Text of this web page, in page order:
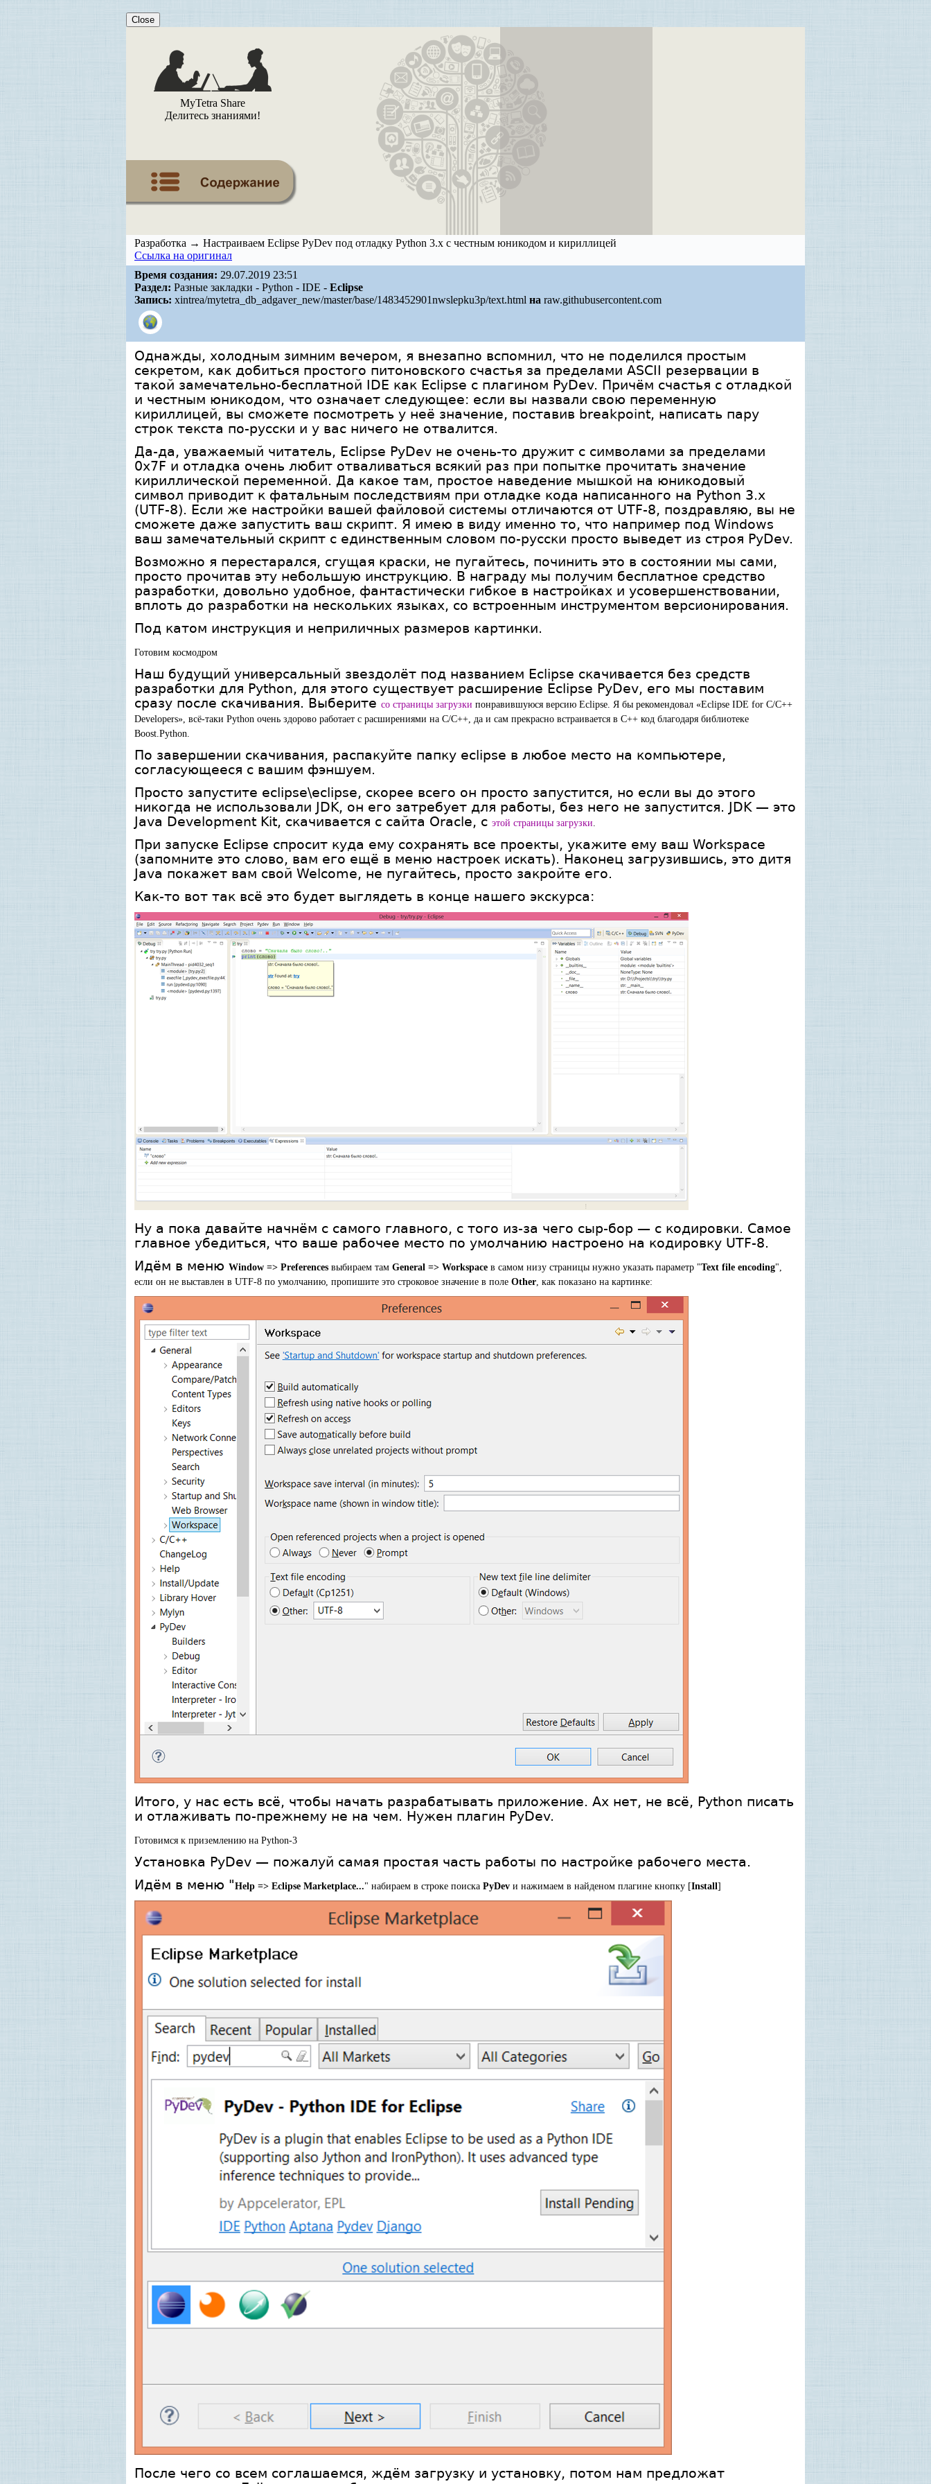
Close
MyTetra Share
Делитесь знаниями!
Разработка → Настраиваем Eclipse PyDev под отладку Python 3.x с честным юникодом и кириллицей
Ссылка на оригинал
Время создания: 29.07.2019 23:51
Раздел: Разные закладки - Python - IDE - Eclipse
Запись: xintrea/mytetra_db_adgaver_new/master/base/1483452901nwslepku3p/text.html на raw.githubusercontent.com
Однажды, холодным зимним вечером, я внезапно вспомнил, что не поделился простым
секретом, как добиться простого питоновского счастья за пределами ASCII резервации в
такой замечательно-бесплатной IDE как Eclipse с плагином PyDev. Причём счастья с отладкой
и честным юникодом, что означает следующее: если вы назвали свою переменную
кириллицей, вы сможете посмотреть у неё значение, поставив breakpoint, написать пару
строк текста по-русски и у вас ничего не отвалится.
Да-да, уважаемый читатель, Eclipse PyDev не очень-то дружит с символами за пределами
0x7F и отладка очень любит отваливаться всякий раз при попытке прочитать значение
кириллической переменной. Да какое там, простое наведение мышкой на юникодовый
символ приводит к фатальным последствиям при отладке кода написанного на Python 3.x
(UTF-8). Если же настройки вашей файловой системы отличаются от UTF-8, поздравляю, вы не
сможете даже запустить ваш скрипт. Я имею в виду именно то, что например под Windows
ваш замечательный скрипт с единственным словом по-русски просто выведет из строя PyDev.
Возможно я перестарался, сгущая краски, не пугайтесь, починить это в состоянии мы сами,
просто прочитав эту небольшую инструкцию. В награду мы получим бесплатное средство
разработки, довольно удобное, фантастически гибкое в настройках и усовершенствовании,
вплоть до разработки на нескольких языках, со встроенным инструментом версионирования.
Под катом инструкция и неприличных размеров картинки.
Готовим космодром
Наш будущий универсальный звездолёт под названием Eclipse скачивается без средств
разработки для Python, для этого существует расширение Eclipse PyDev, его мы поставим
сразу после скачивания. Выберите со страницы загрузки понравившуюся версию Eclipse. Я бы рекомендовал «Eclipse IDE for C/C++
Developers», всё-таки Python очень здорово работает с расширениями на C/C++, да и сам прекрасно встраивается в С++ код благодаря библиотеке
Boost.Python.
По завершении скачивания, распакуйте папку eclipse в любое место на компьютере,
согласующееся с вашим фэншуем.
Просто запустите eclipse\eclipse, скорее всего он просто запустится, но если вы до этого
никогда не использовали JDK, он его затребует для работы, без него не запустится. JDK — это
Java Development Kit, скачивается с сайта Oracle, с этой страницы загрузки.
При запуске Eclipse спросит куда ему сохранять все проекты, укажите ему ваш Workspace
(запомните это слово, вам его ещё в меню настроек искать). Наконец загрузившись, это дитя
Java покажет вам свой Welcome, не пугайтесь, просто закройте его.
Как-то вот так всё это будет выглядеть в конце нашего экскурса:
Ну а пока давайте начнём с самого главного, с того из-за чего сыр-бор — с кодировки. Самое
главное убедиться, что ваше рабочее место по умолчанию настроено на кодировку UTF-8.
Идём в меню Window => Preferences выбираем там General => Workspace в самом низу страницы нужно указать параметр "Text file encoding",
если он не выставлен в UTF-8 по умолчанию, пропишите это строковое значение в поле Other, как показано на картинке:
Итого, у нас есть всё, чтобы начать разрабатывать приложение. Ах нет, не всё, Python писать
и отлаживать по-прежнему не на чем. Нужен плагин PyDev.
Готовимся к приземлению на Python-3
Установка PyDev — пожалуй самая простая часть работы по настройке рабочего места.
Идём в меню "Help => Eclipse Marketplace..." набираем в строке поиска PyDev и нажимаем в найденом плагине кнопку [Install]
После чего со всем соглашаемся, ждём загрузку и установку, потом нам предложат